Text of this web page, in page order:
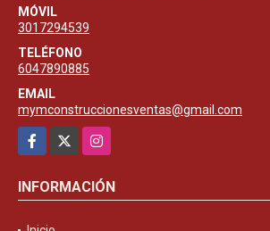
MÓVIL
3017294539
TELÉFONO
6047890885
EMAIL
mymconstruccionesventas@gmail.com
Facebook
Instagram
INFORMACIÓN